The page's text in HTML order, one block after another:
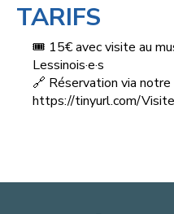
TARIFS
🎟️ 15€ avec visite au
Lessinois·e·s
🔗 Réservation via
https://tinyurl.com/